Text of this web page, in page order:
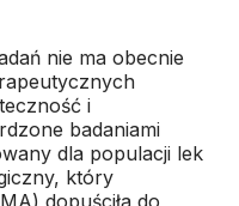
nie ma obecnie
i
badaniami
dla populacji lek
który